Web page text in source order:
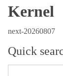
Kernel
next-20260807
Quick